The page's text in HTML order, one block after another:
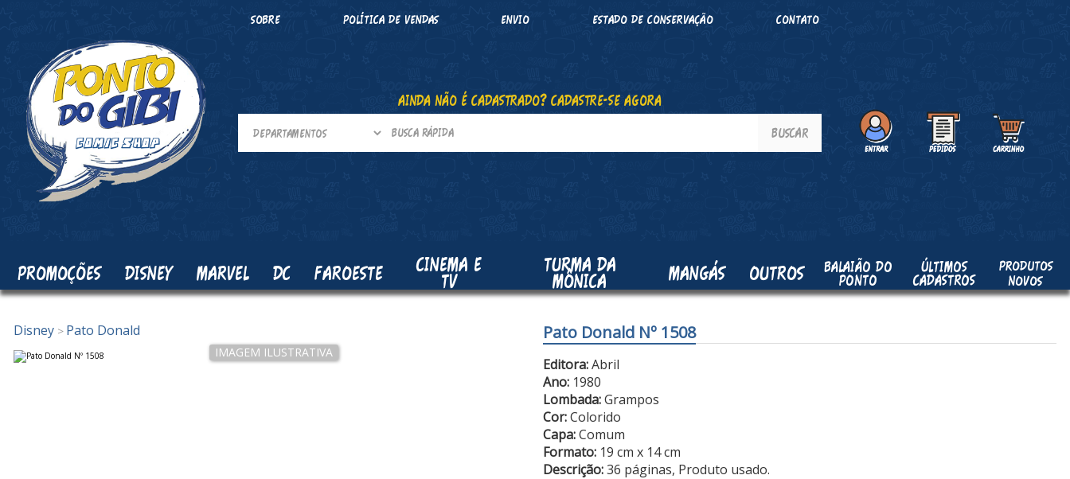
SOBRE POLÍTICA DE VENDAS ENVIO ESTADO DE CONSERVAÇÃO CONTATO
AINDA NÃO É CADASTRADO? CADASTRE-SE AGORA
PROMOÇÕES DISNEY MARVEL DC FAROESTE CINEMA E
TV
TURMA DA
MÔNICA MANGÁS OUTROS BALAIÃO DO
PONTO
ÚLTIMOS
CADASTROS
PRODUTOS
NOVOS
Disney > Pato Donald Pato Donald Nº 1508
Editora:Abril
Ano:1980
Lombada:Grampos
Cor:Colorido
Capa:Comum
Formato:19 cm x 14 cm
Descrição:36 páginas, Produto usado.